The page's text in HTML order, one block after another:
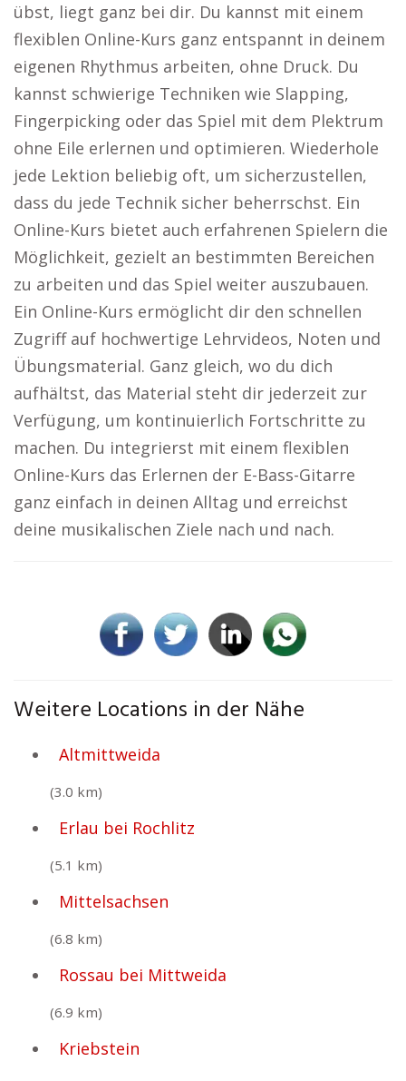
übst, liegt ganz bei dir. Du kannst mit einem
flexiblen Online-Kurs ganz entspannt in deinem
eigenen Rhythmus arbeiten, ohne Druck. Du
kannst schwierige Techniken wie Slapping,
Fingerpicking oder das Spiel mit dem Plektrum
ohne Eile erlernen und optimieren. Wiederhole
jede Lektion beliebig oft, um sicherzustellen,
dass du jede Technik sicher beherrschst. Ein
Online-Kurs bietet auch erfahrenen Spielern die
Möglichkeit, gezielt an bestimmten Bereichen
zu arbeiten und das Spiel weiter auszubauen.
Ein Online-Kurs ermöglicht dir den schnellen
Zugriff auf hochwertige Lehrvideos, Noten und
Übungsmaterial. Ganz gleich, wo du dich
aufhältst, das Material steht dir jederzeit zur
Verfügung, um kontinuierlich Fortschritte zu
machen. Du integrierst mit einem flexiblen
Online-Kurs das Erlernen der E-Bass-Gitarre
ganz einfach in deinen Alltag und erreichst
deine musikalischen Ziele nach und nach.
Weitere Locations in der Nähe
Altmittweida
(3.0 km)
Erlau bei Rochlitz
(5.1 km)
Mittelsachsen
(6.8 km)
Rossau bei Mittweida
(6.9 km)
Kriebstein